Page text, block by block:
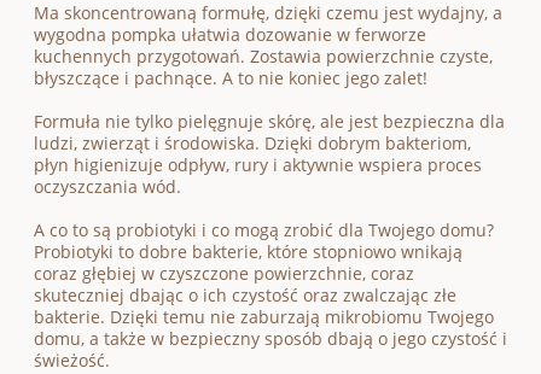
Ma skoncentrowaną formułę, dzięki czemu jest wydajny, a
wygodna pompka ułatwia dozowanie w ferworze
kuchennych przygotowań. Zostawia powierzchnie czyste,
błyszczące i pachnące. A to nie koniec jego zalet!
Formuła nie tylko pielęgnuje skórę, ale jest bezpieczna dla
ludzi, zwierząt i środowiska. Dzięki dobrym bakteriom,
płyn higienizuje odpływ, rury i aktywnie wspiera proces
oczyszczania wód.
A co to są probiotyki i co mogą zrobić dla Twojego domu?
Probiotyki to dobre bakterie, które stopniowo wnikają
coraz głębiej w czyszczone powierzchnie, coraz
skuteczniej dbając o ich czystość oraz zwalczając złe
bakterie. Dzięki temu nie zaburzają mikrobiomu Twojego
domu, a także w bezpieczny sposób dbają o jego czystość i
świeżość.